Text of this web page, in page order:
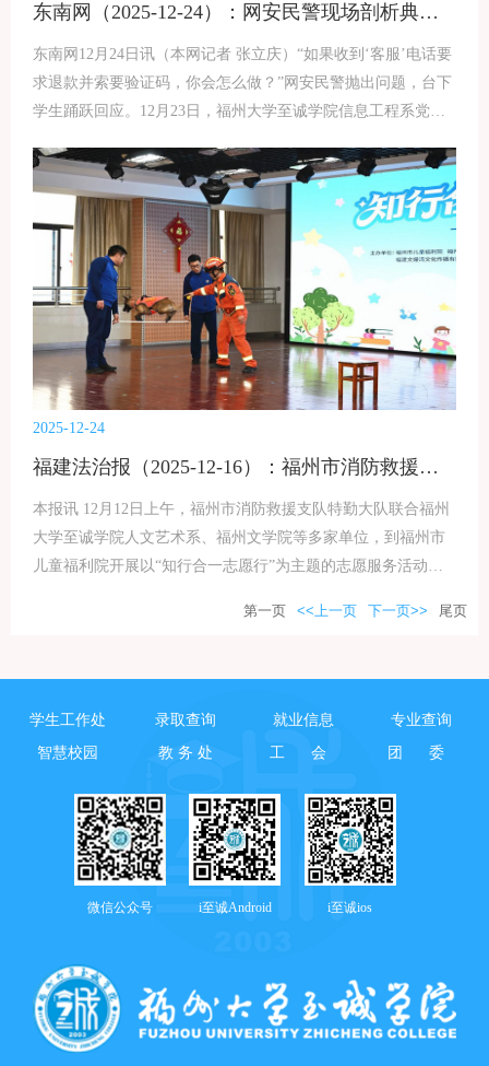
像”让学习过程可视化、可诊断，为个性化教学提供精准依
据；“教师教学科研职业能力画像”聚焦教师专业发展，助力教
学改革深化与育人能力提升。 五维融合生态，凝聚育人
东南网（2025-12-24）：网安民警现场剖析典型案例，师生共学“防骗秘籍”
东南网12月24日讯（本网记者 张立庆）“如果收到‘客服’电话要
求退款并索要验证码，你会怎么做？”网安民警抛出问题，台下
学生踊跃回应。12月23日，福州大学至诚学院信息工程系党总
教育活动。现场，网安民警将真实案例转化为生动课堂，通过
情景模拟、互动问答等形式，帮助200余名师生掌握个人信息保
护、网络诈骗识别、谣言辨别等实用技能，让网络安全知识在
交流中“入脑入心”。讲座现场活动中，网安民警结合青少年上
网特点，以“案例讲解+互动问答”的形式，从个人信息保护、网
络诈骗防范、网络谣言辨别、不良信息抵制等四个方面展开讲
解。重点剖析了“校园贷”“刷单诈骗”“冒充客服退款诈骗”等多起
发生在青少年身边的典型案例，生动揭示了网络诈骗的惯用手
段和作案特点；围绕身份证号、手机号、家庭住址等个人敏感
信息的保护要点，提醒同学们不随意泄露个人信息、不点击不
方法，引导同学们树立“不信谣、不传谣、不造谣”的网络文明
观念；同时，结合网络暴力、不良网贷等突出问题，教育同学
们自觉抵制网络不良风气，做到文明上网、安全上网
2025-12-24
福建法治报（2025-12-16）：福州市消防救援支队特勤大队联合多单位进福利院开展志愿服务活动
本报讯 12月12日上午，福州市消防救援支队特勤大队联合福州
大学至诚学院人文艺术系、福州文学院等多家单位，到福州市
儿童福利院开展以“知行合一志愿行”为主题的志愿服务活动。
Normal0功勋搜救犬现场救援表演活动重点安排了消防安全法律
人员为孩子们普及消防法律知识，并通过现场演示的方式，增
强孩子们的安全意识和法治观念。其中，功勋搜救犬的现场科
孩子们阵阵掌声。活动中，志愿者还带来了文艺慰问演出，通
过乐器演奏和歌曲演唱，传递温暖与关怀。
1111MicrosoftInternetExplorer402DocumentNotSpecified7.8 磅
Normal0https://www.hxfzzx.com/2025-12/16/content_229
第一页 <<上一页 下一页>> 尾页
学生工作处 录取查询 就业信息
专业查询
智慧校园
教 务 处 工 会 团 委
微信公众号 i至诚Android i至诚ios